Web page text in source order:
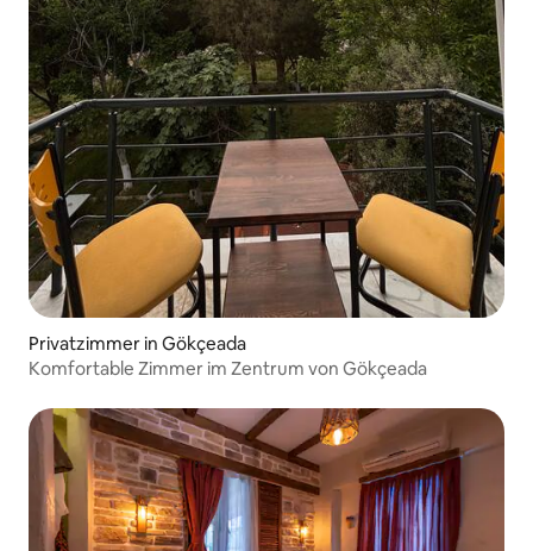
Privatzimmer in Gökçeada
Komfortable Zimmer im Zentrum von Gökçeada